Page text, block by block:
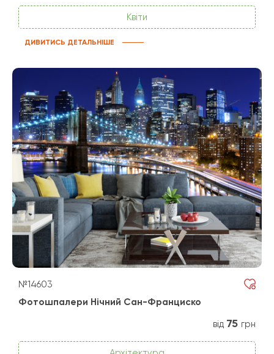
Квіти
ДИВИТИСЬ ДЕТАЛЬНІШЕ
№14603
Фотошпалери Нічний Сан-Франциско
від 75 грн